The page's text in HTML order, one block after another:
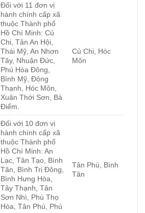
Đối với 11 đơn vị
hành chính cấp xã
thuộc Thành phố
Hồ Chí Minh: Củ
Chi, Tân An Hội,
Thái Mỹ, An Nhơn
Tây, Nhuận Đức,
Phú Hòa Đông,
Bình Mỹ, Đông
Thạnh, Hóc Môn,
Xuân Thới Sơn, Bà
Điểm.
Củ Chi, Hóc
Môn
Đối với 10 đơn vị
hành chính cấp xã
thuộc Thành phố
Hồ Chí Minh: An
Lạc, Tân Tạo, Bình
Tân, Bình Trị Đông,
Bình Hưng Hòa,
Tây Thạnh, Tân
Sơn Nhì, Phú Thọ
Hòa, Tân Phú, Phú
Tân Phú, Bình
Tân